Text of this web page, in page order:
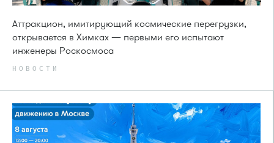
Аттракцион, имитирующий космические перегрузки,
открывается в Химках — первыми его испытают
инженеры Роскосмоса
НОВОСТИ